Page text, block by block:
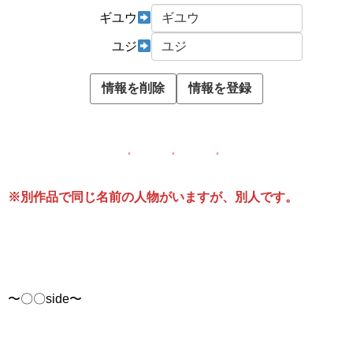
ギユウ
ユジ
※別作品で同じ名前の人物がいますが、別人です。
〜〇〇side〜